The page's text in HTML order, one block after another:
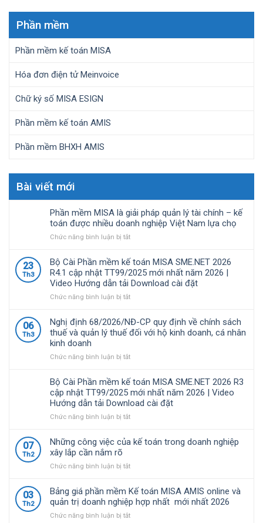
Phần mềm
Phần mềm kế toán MISA
Hóa đơn điện tử Meinvoice
Chữ ký số MISA ESIGN
Phần mềm kế toán AMIS
Phần mềm BHXH AMIS
Bài viết mới
Phần mềm MISA là giải pháp quản lý tài chính – kế
toán được nhiều doanh nghiệp Việt Nam lựa chọ
Chức năng bình luận bị tắtở
mềm
MISA
là
giải
pháp
tài
chính
kế
được
nhiều
doanh
nghiệp
Việt
chọ
23
Th3
Bộ Cài Phần mềm kế toán MISA SME.NET 2026
R4.1 cập nhật TT99/2025 mới nhất năm 2026 |
Video Hướng dẫn tải Download cài đặt
Chức năng bình luận bị tắtở
Phần
mềm
toán
SME.NET
2026
R4.1
cập
nhật
mới
nhất
2026
Video
Hướng
dẫn
tải
06
Th3
Nghị định 68/2026/NĐ-CP quy định về chính sách
thuế và quản lý thuế đối với hộ kinh doanh, cá nhân
kinh doanh
Chức năng bình luận bị tắtở
định
68/2026/NĐ-
CP
quy
định
chính
sách
và
lý
thuế
đối
với
Bộ Cài Phần mềm kế toán MISA SME.NET 2026 R3
cập nhật TT99/2025 mới nhất năm 2026 | Video
Hướng dẫn tải Download cài đặt
Chức năng bình luận bị tắtở
Phần
kế
MISA
SME.NET
2026
R3
07
Th2
Những công việc của kế toán trong doanh nghiệp
xây lắp cần nắm rõ
Chức năng bình luận bị tắtở
công
việc
của
kế
03
Th2
Bảng giá phần mềm Kế toán MISA AMIS online và
quản trị doanh nghiệp hợp nhất mới nhất 2026
Chức năng bình luận bị tắtở